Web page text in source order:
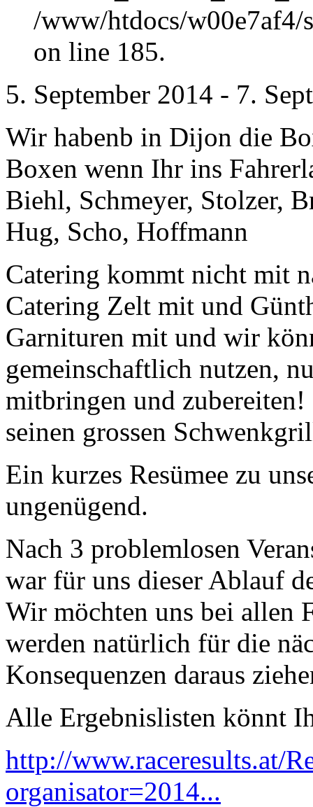
/www/htdocs/w00e7af4/
on line 185.
5. September 2014 - 7.
Wir habenb in Dijon die
Boxen wenn Ihr ins
Biehl, Schmeyer, Stolzer,
Hug, Scho, Hoffmann
Catering kommt nicht mit
Catering Zelt mit und
Garnituren mit und wir
gemeinschaftlich nutzen,
mitbringen und
seinen grossen
Ein kurzes Resümee zu
ungenügend.
Nach 3 problemlosen
war für uns dieser Ablauf
Wir möchten uns bei allen
werden natürlich für die
Konsequenzen daraus
Alle Ergebnislisten könnt
http://www.raceresults.at/
organisator=2014...